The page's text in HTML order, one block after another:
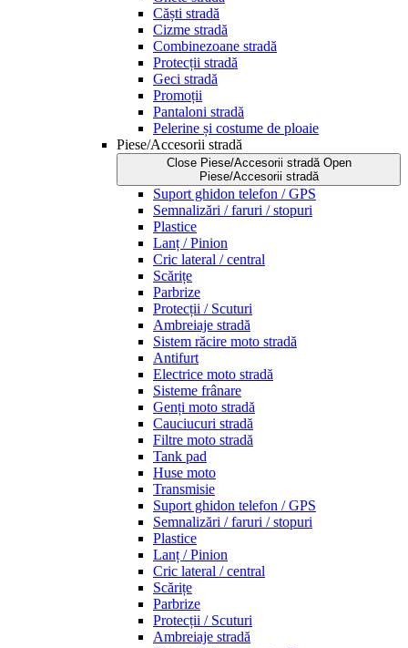
Căști stradă
Cizme stradă
Combinezoane stradă
Protecții stradă
Geci stradă
Promoții
Pantaloni stradă
Pelerine și costume de ploaie
Piese/Accesorii stradă
Close Piese/Accesorii stradă Open
Piese/Accesorii stradă
Suport ghidon telefon / GPS
Semnalizări / faruri / stopuri
Plastice
Lanț / Pinion
Cric lateral / central
Scărițe
Parbrize
Protecții / Scuturi
Ambreiaje stradă
Sistem răcire moto stradă
Antifurt
Electrice moto stradă
Sisteme frânare
Genți moto stradă
Cauciucuri stradă
Filtre moto stradă
Tank pad
Huse moto
Transmisie
Suport ghidon telefon / GPS
Semnalizări / faruri / stopuri
Plastice
Lanț / Pinion
Cric lateral / central
Scărițe
Parbrize
Protecții / Scuturi
Ambreiaje stradă